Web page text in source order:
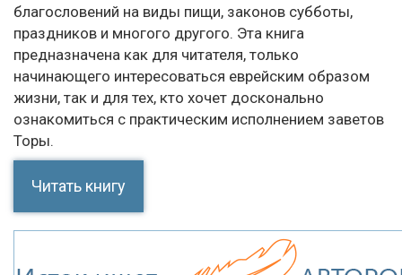
благословений на виды пищи, законов субботы,
праздников и многого другого. Эта книга
предназначена как для читателя, только
начинающего интересоваться еврейским образом
жизни, так и для тех, кто хочет досконально
ознакомиться с практическим исполнением заветов
Торы.
Читать книгу